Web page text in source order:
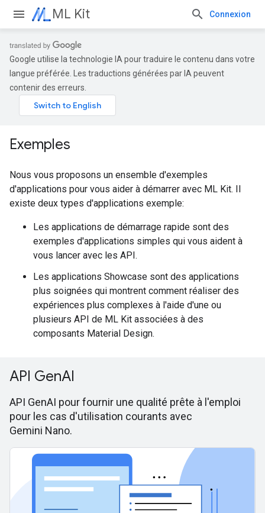
ML Kit Connexion
Google utilise la technologie IA pour traduire le contenu dans votre
langue préférée. Les traductions générées par IA peuvent
contenir des erreurs.
Exemples
Nous vous proposons un ensemble d'exemples
d'applications pour vous aider à démarrer avec ML Kit. Il
existe deux types d'applications exemple:
Les applications de démarrage rapide sont des
exemples d'applications simples qui vous aident à
vous lancer avec les API.
Les applications Showcase sont des applications
plus soignées qui montrent comment réaliser des
expériences plus complexes à l'aide d'une ou
plusieurs API de ML Kit associées à des
composants Material Design.
API GenAI
API GenAI pour fournir une qualité prête à l'emploi
pour les cas d'utilisation courants avec
Gemini Nano.